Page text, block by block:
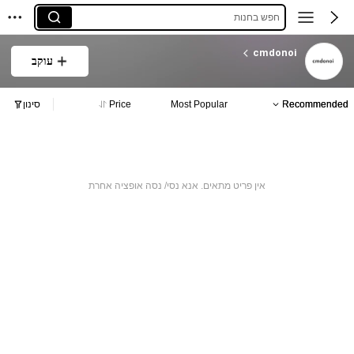
חפש בחנות
cmdonoi
עוקב
Recommended
Most Popular
Price סינון
אין פריט מתאים. אנא נסי/ נסה אופציה אחרת